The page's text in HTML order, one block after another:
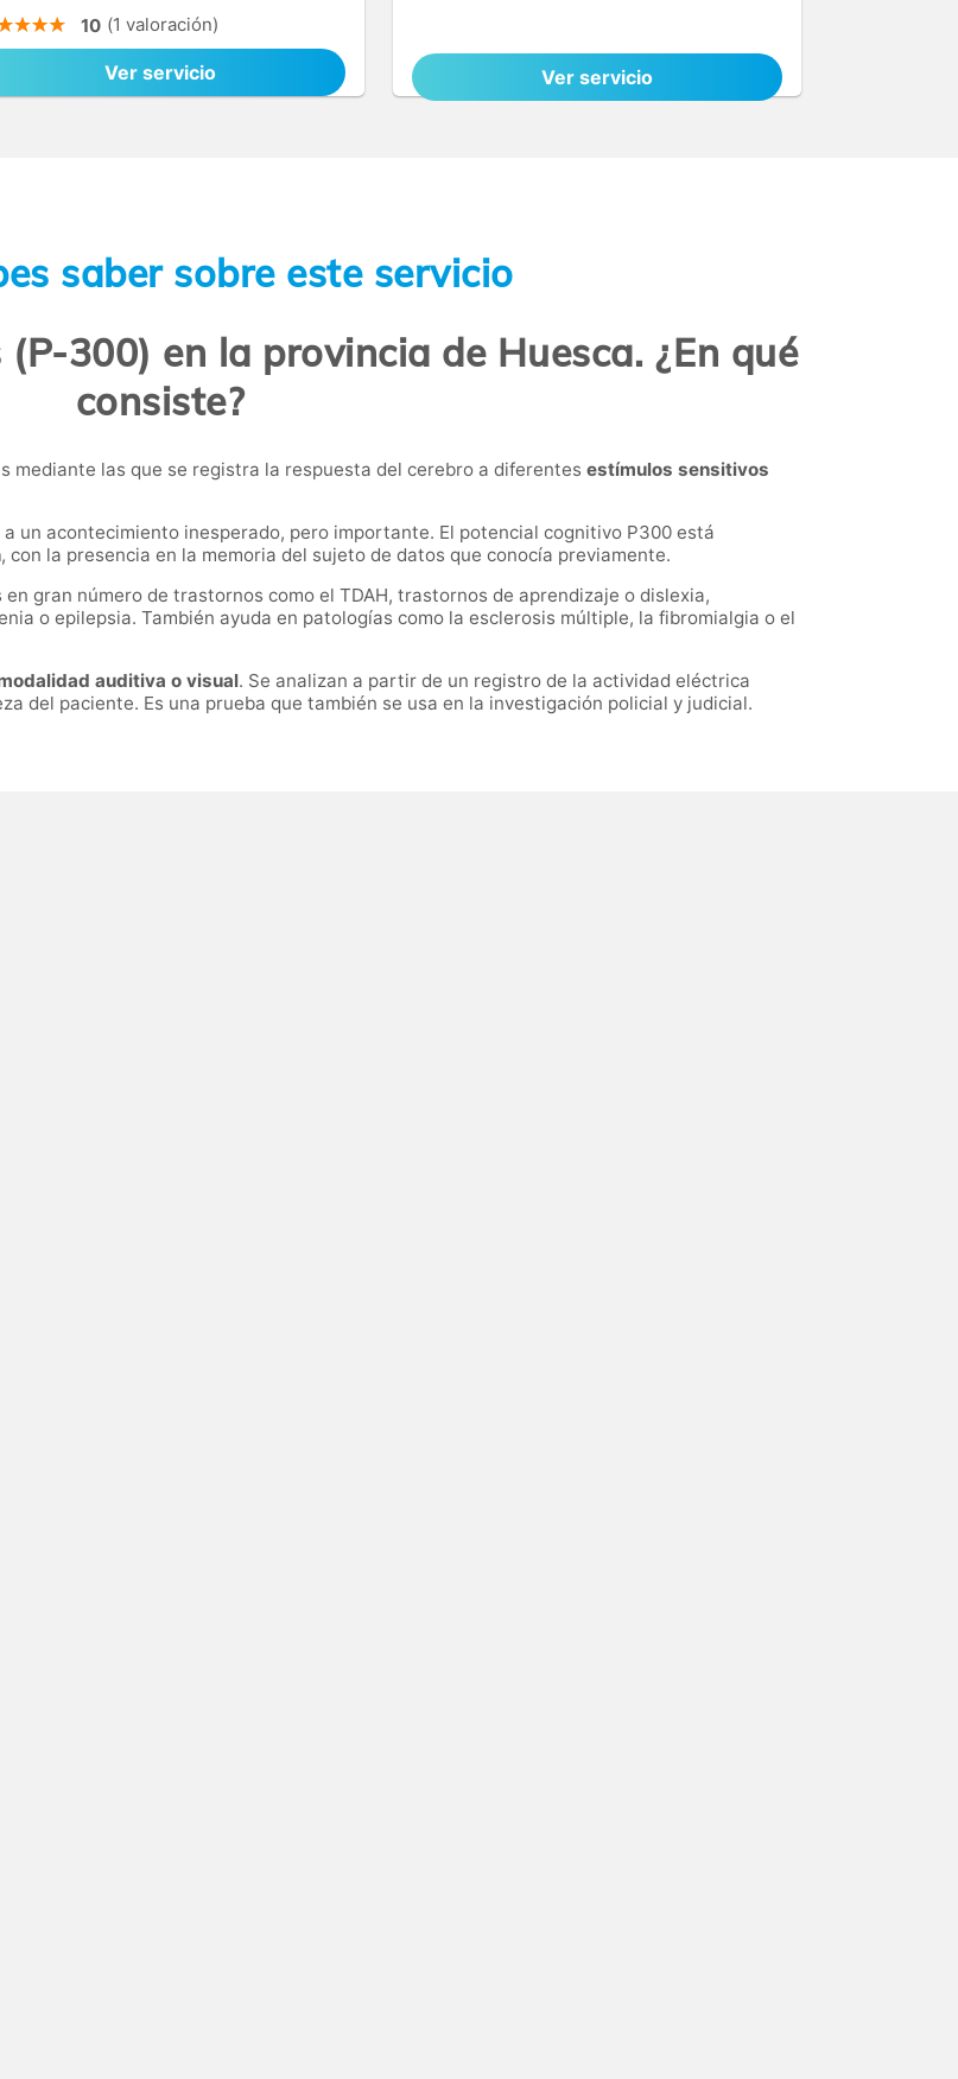
10 (1 valoración)
Ver servicio Ver servicio
saber sobre este servicio
300) en la provincia de Huesca. ¿En qué
consiste?
mediante las que se registra la respuesta del cerebro a diferentes estímulos sensitivos
un acontecimiento inesperado, pero importante. El potencial cognitivo P300 está
, con la presencia en la memoria del sujeto de datos que conocía previamente.
gran número de trastornos como el TDAH, trastornos de aprendizaje o dislexia,
o epilepsia. También ayuda en patologías como la esclerosis múltiple, la fibromialgia o el
auditiva o visual. Se analizan a partir de un registro de la actividad eléctrica
del paciente. Es una prueba que también se usa en la investigación policial y judicial.